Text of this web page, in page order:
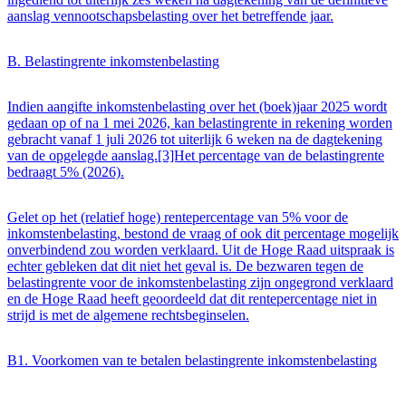
aanslag vennootschapsbelasting over het betreffende jaar.
B. Belastingrente inkomstenbelasting
Indien aangifte inkomstenbelasting over het (boek)jaar 2025 wordt
gedaan op of na 1 mei 2026, kan belastingrente in rekening worden
gebracht vanaf 1 juli 2026 tot uiterlijk 6 weken na de dagtekening
van de opgelegde aanslag.[3]Het percentage van de belastingrente
bedraagt 5% (2026).
Gelet op het (relatief hoge) rentepercentage van 5% voor de
inkomstenbelasting, bestond de vraag of ook dit percentage mogelijk
onverbindend zou worden verklaard. Uit de Hoge Raad uitspraak is
echter gebleken dat dit niet het geval is. De bezwaren tegen de
belastingrente voor de inkomstenbelasting zijn ongegrond verklaard
en de Hoge Raad heeft geoordeeld dat dit rentepercentage niet in
strijd is met de algemene rechtsbeginselen.
B1. Voorkomen van te betalen belastingrente inkomstenbelasting